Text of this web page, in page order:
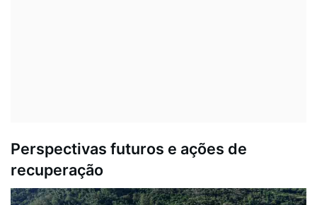
Perspectivas futuros e ações de
recuperação